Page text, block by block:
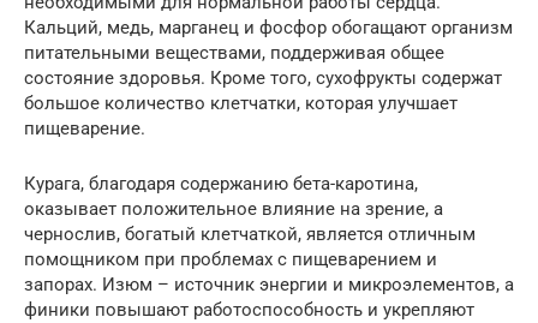
Кальций, медь, марганец и фосфор обогащают организм
питательными веществами, поддерживая общее
состояние здоровья. Кроме того, сухофрукты содержат
большое количество клетчатки, которая улучшает
пищеварение.
Курага, благодаря содержанию бета-каротина,
оказывает положительное влияние на зрение, а
чернослив, богатый клетчаткой, является отличным
помощником при проблемах с пищеварением и
запорах. Изюм – источник энергии и микроэлементов, а
финики повышают работоспособность и укрепляют